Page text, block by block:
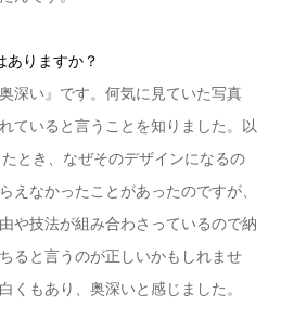
ありますか？
深い』です。何気に見ていた写真
ていると言うことを知りました。以
とき、なぜそのデザインになるの
えなかったことがあったのですが、
や技法が組み合わさっているので納
ると言うのが正しいかもしれませ
くもあり、奥深いと感じました。